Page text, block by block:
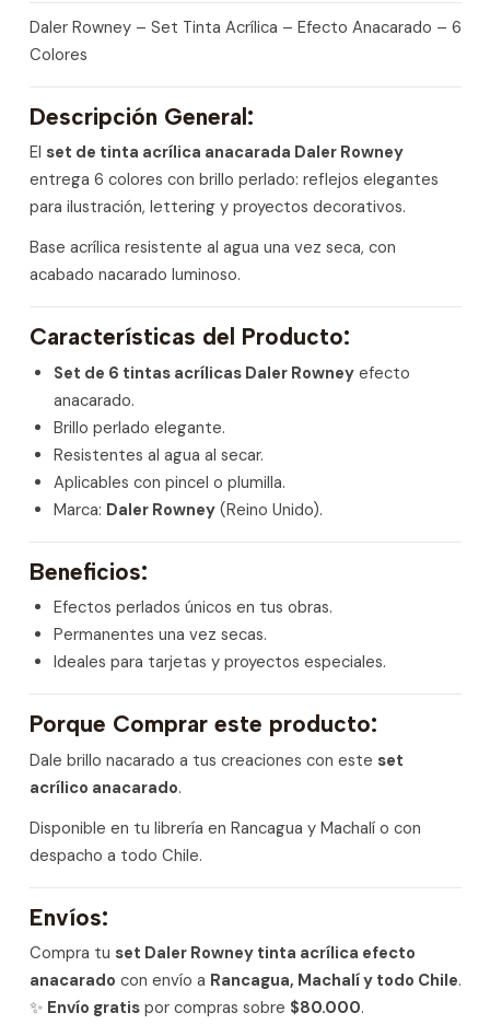
Daler Rowney – Set Tinta Acrílica – Efecto Anacarado – 6
Colores
Descripción General:
El set de tinta acrílica anacarada Daler Rowney
entrega 6 colores con brillo perlado: reflejos elegantes
para ilustración, lettering y proyectos decorativos.
Base acrílica resistente al agua una vez seca, con
acabado nacarado luminoso.
Características del Producto:
Set de 6 tintas acrílicas Daler Rowneyefecto
anacarado.
Brillo perlado elegante.
Resistentes al agua al secar.
Aplicables con pincel o plumilla.
Marca: Daler Rowney(Reino Unido).
Beneficios:
Efectos perlados únicos en tus obras.
Permanentes una vez secas.
Ideales para tarjetas y proyectos especiales.
Porque Comprar este producto:
Dale brillo nacarado a tus creaciones con este set
acrílico anacarado.
Disponible en tu librería en Rancagua y Machalí o con
despacho a todo Chile.
Envíos:
Compra tu set Daler Rowney tinta acrílica efecto
anacarado con envío a Rancagua, Machalí y todo Chile.
✨ Envío gratispor compras sobre $80.000.